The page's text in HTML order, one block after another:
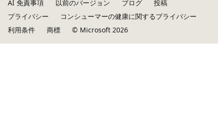
AI 免責事項 以前のバージョン ブログ
投稿
プライバシー
コンシューマーの健康に関するプライバシー
利用条件
商標 © Microsoft 2026